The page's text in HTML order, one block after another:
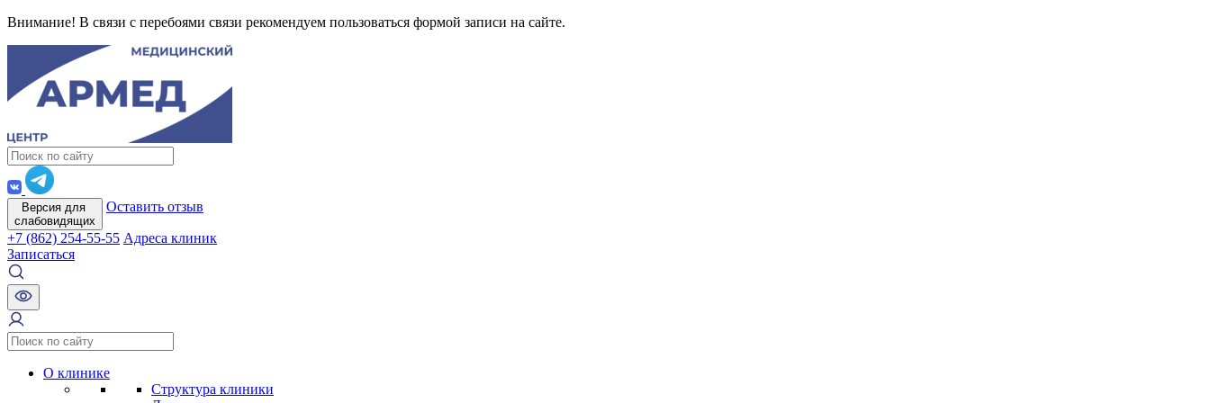
Внимание! В связи с перебоями связи рекомендуем пользоваться формой записи на сайте.
Версия для
слабовидящих
Оставить отзыв
+7 (862) 254-55-55 Адреса клиник
Записаться
О клинике
Структура клиники